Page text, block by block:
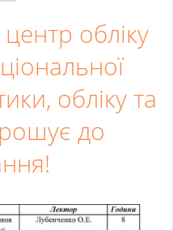
обліку
обліку та
до